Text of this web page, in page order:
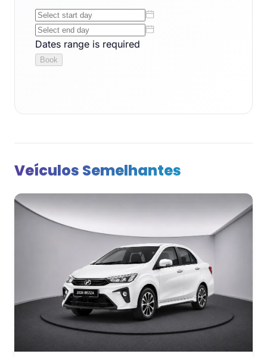
Veículos Semelhantes